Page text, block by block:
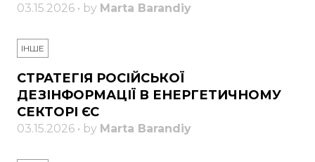
03.15.2026 • by Marta Barandiy
ІНШЕ
СТРАТЕГІЯ РОСІЙСЬКОЇ
ДЕЗІНФОРМАЦІЇ В ЕНЕРГЕТИЧНОМУ
СЕКТОРІ ЄС
03.15.2026 • by Marta Barandiy